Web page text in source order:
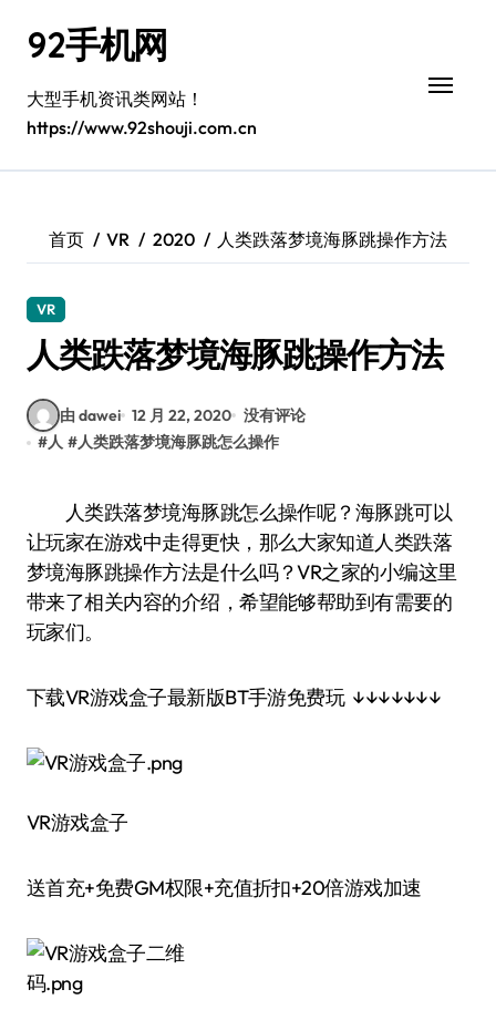
92手机网
大型手机资讯类网站！
https://www.92shouji.com.cn
首页 VR 2020 人类跌落梦境海豚跳操作方法
VR
人类跌落梦境海豚跳操作方法
由 dawei 12 月 22, 2020 没有评论
#人 #人类跌落梦境海豚跳怎么操作
人类跌落梦境海豚跳怎么操作呢？海豚跳可以
让玩家在游戏中走得更快，那么大家知道人类跌落
梦境海豚跳操作方法是什么吗？VR之家的小编这里
带来了相关内容的介绍，希望能够帮助到有需要的
玩家们。
下载VR游戏盒子最新版BT手游免费玩 ↓↓↓↓↓↓↓
VR游戏盒子
送首充+免费GM权限+充值折扣+20倍游戏加速